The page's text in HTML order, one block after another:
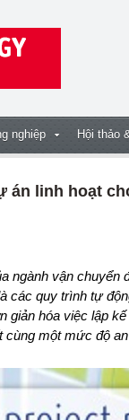
nghiệp Hội thảo
án linh hoạt
các quy trình tự
giản hóa việc lập
cùng một mức độ